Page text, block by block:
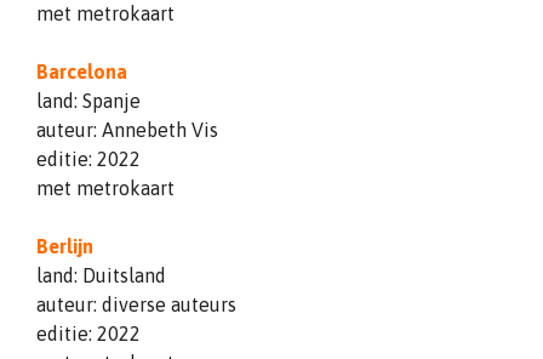
met metrokaart
Barcelona
land: Spanje
auteur: Annebeth Vis
editie: 2022
met metrokaart
Berlijn
land: Duitsland
auteur: diverse auteurs
editie: 2022